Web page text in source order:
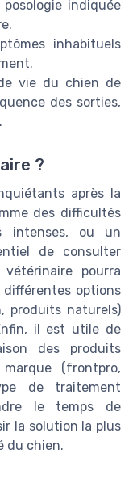
indiquée
inhabituels
vie du chien de
des sorties,
?
après la
des difficultés
intenses, ou un
de consulter
pourra
options
produits naturels)
il est utile de
des produits
(frontpro,
de traitement
le temps de
la solution la plus
du chien.